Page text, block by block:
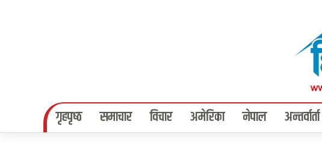
गृहपृष्‍ठ समाचार विचार अमेरिका नेपाल अन्तर्वार्ता